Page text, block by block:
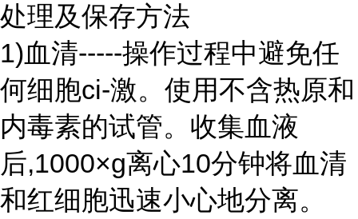
处理及保存方法
1)血清-----操作过程中避免任
何细胞ci-激。使用不含热原和
内毒素的试管。收集血液
后,1000×g离心10分钟将血清
和红细胞迅速小心地分离。